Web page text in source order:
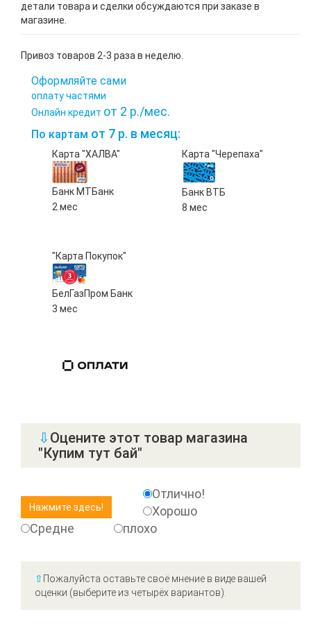
детали товара и сделки обсуждаются при заказе в
магазине.
Привоз товаров 2-3 раза в неделю.
Оформляйте сами
оплату частями
Онлайн кредит от 2 р./мес.
По картам от 7 р. в месяц:
Карта "ХАЛВА"
Банк МТБанк
2 мес
Карта "Черепаха"
Банк ВТБ
8 мес
"Карта Покупок"
БелГазПром Банк
3 мес
⇩ Оцените этот товар магазина
"Купим тут бай"
Отлично!
Хорошо
Средне
плохо
⇧ Пожалуйста оставьте своё мнение в виде вашей
оценки (выберите из четырёх вариантов).